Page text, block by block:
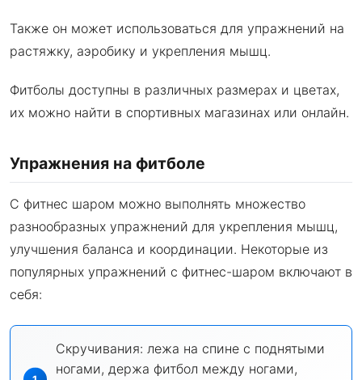
Также он может использоваться для упражнений на
растяжку, аэробику и укрепления мышц.
Фитболы доступны в различных размерах и цветах,
их можно найти в спортивных магазинах или онлайн.
Упражнения на фитболе
С фитнес шаром можно выполнять множество
разнообразных упражнений для укрепления мышц,
улучшения баланса и координации. Некоторые из
популярных упражнений с фитнес-шаром включают в
себя:
Скручивания: лежа на спине с поднятыми
ногами, держа фитбол между ногами,